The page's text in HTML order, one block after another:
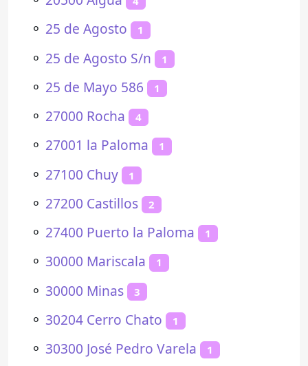
⚬ 25 de Agosto 1
⚬ 25 de Agosto S/n 1
⚬ 25 de Mayo 586 1
⚬ 27000 Rocha 4
⚬ 27001 la Paloma 1
⚬ 27100 Chuy 1
⚬ 27200 Castillos 2
⚬ 27400 Puerto la Paloma 1
⚬ 30000 Mariscala 1
⚬ 30000 Minas 3
⚬ 30204 Cerro Chato 1
⚬ 30300 José Pedro Varela 1